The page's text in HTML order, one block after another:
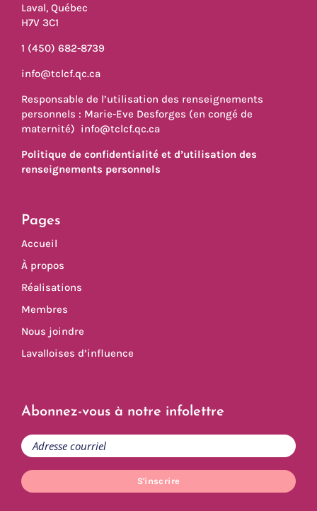
Laval, Québec
H7V 3C1
1 (450) 682-8739
info@tclcf.qc.ca
Responsable de l’utilisation des renseignements
personnels : Marie-Eve Desforges (en congé de
maternité) info@tclcf.qc.ca
Politique de confidentialité et d’utilisation des
renseignements personnels
Pages
Accueil
À propos
Réalisations
Membres
Nous joindre
Lavalloises d’influence
Abonnez-vous à notre infolettre